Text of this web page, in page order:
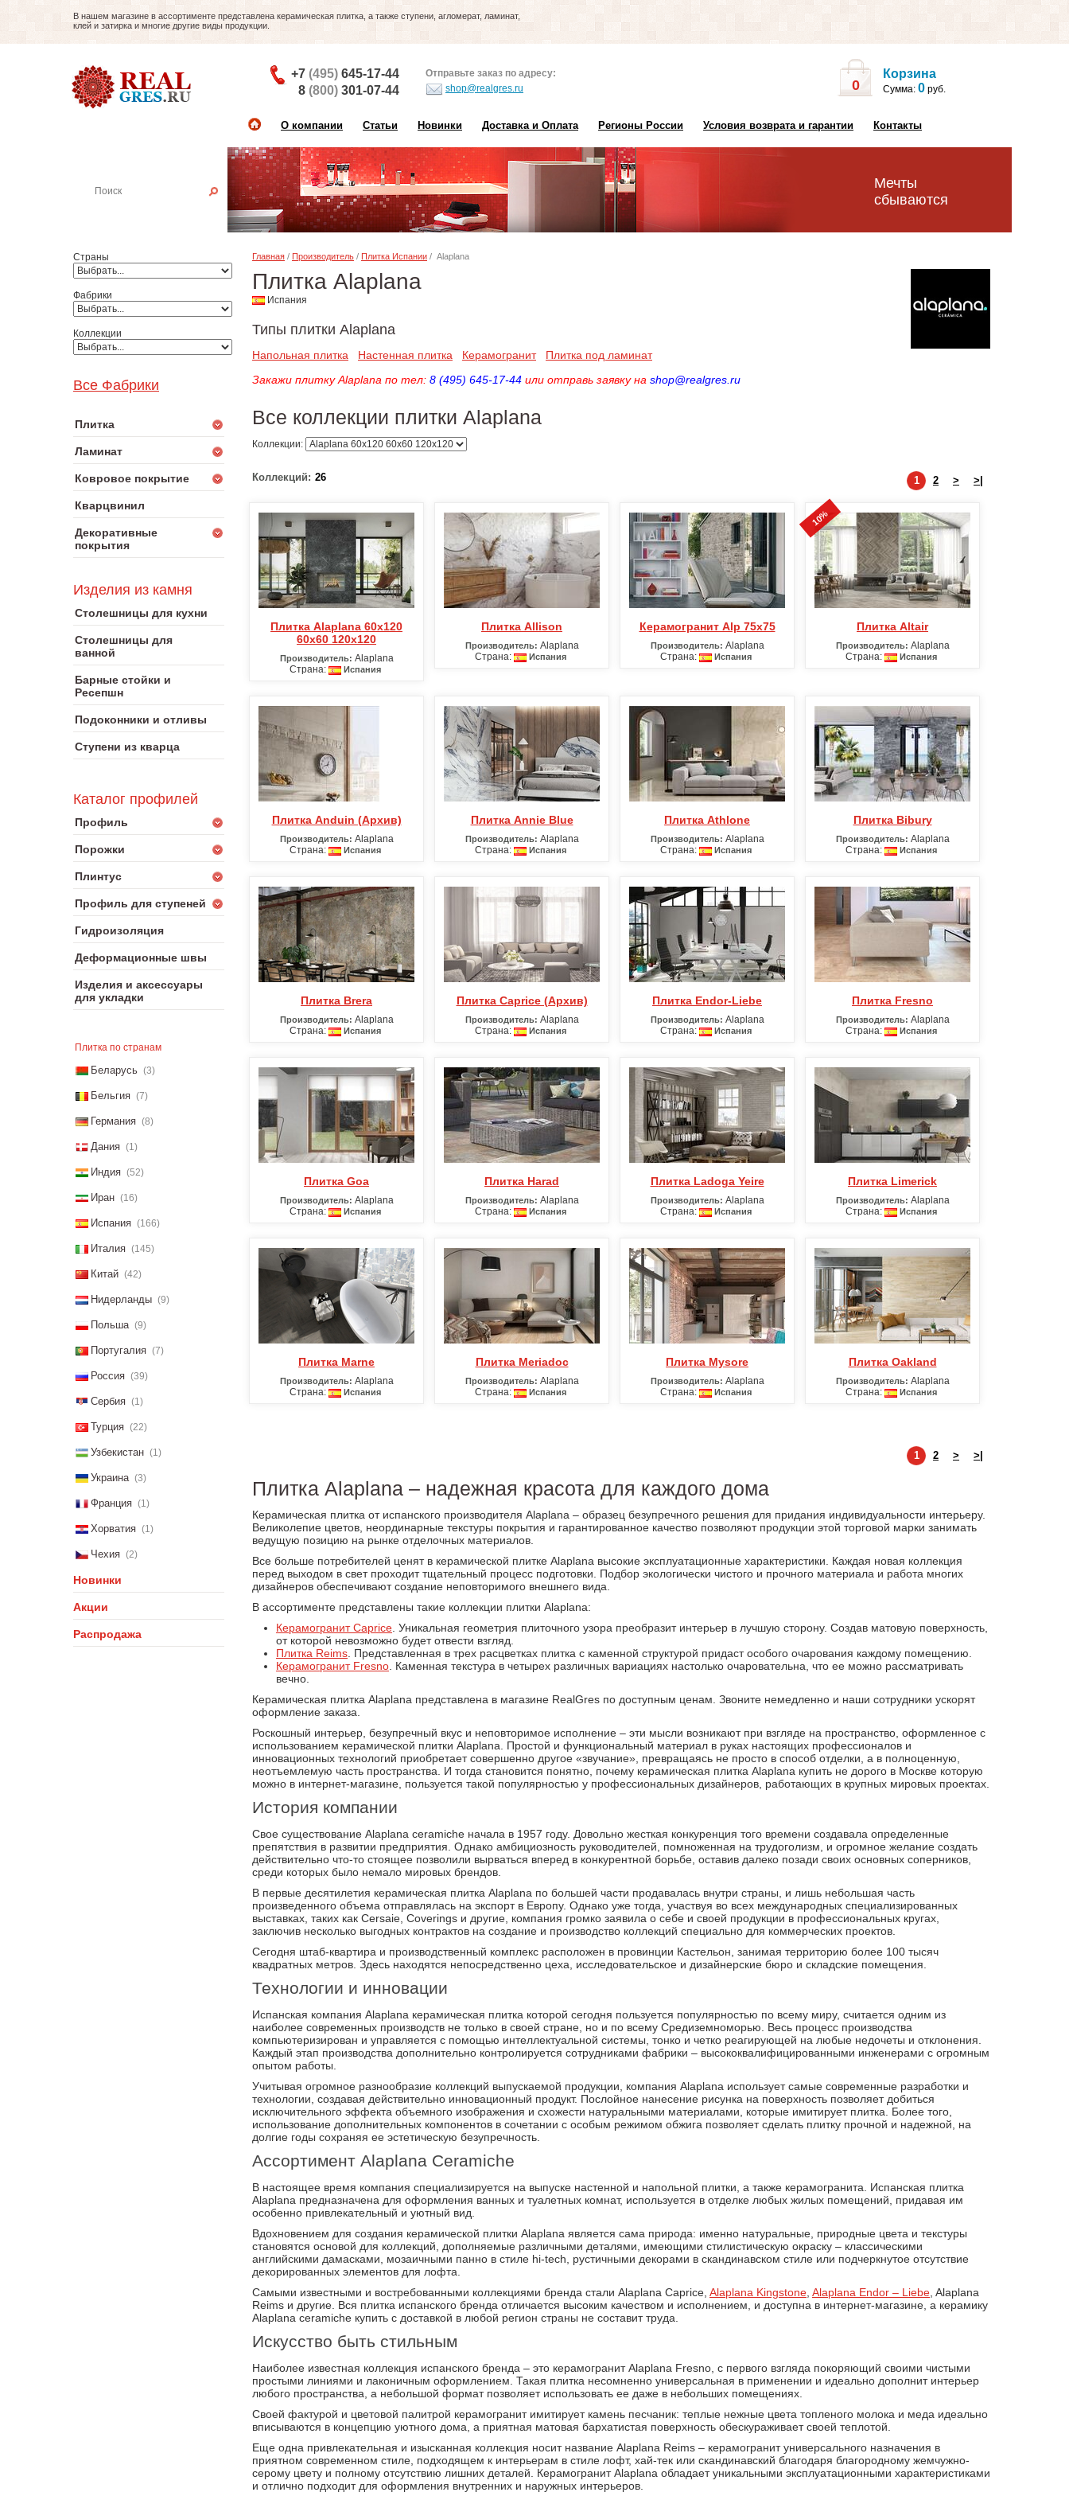
В нашем магазине в ассортименте представлена керамическая плитка, а также ступени, агломерат, ламинат,
клей и затирка и многие другие виды продукции.
+7 (495) 645-17-44
8 (800) 301-07-44
Отправьте заказ по адресу:
shop@realgres.ru
0
Корзина
Сумма: 0 руб.
О компании Статьи Новинки Доставка и Оплата Регионы России Условия возврата и гарантии Контакты
Мечты
сбываются
Страны
Фабрики
Коллекции
Все Фабрики
Плитка
Ламинат
Ковровое покрытие
Кварцвинил
Декоративные
покрытия
Изделия из камня
Столешницы для кухни
Столешницы для
ванной
Барные стойки и
Ресепшн
Подоконники и отливы
Ступени из кварца
Каталог профилей
Профиль
Порожки
Плинтус
Профиль для ступеней
Гидроизоляция
Деформационные швы
Изделия и аксессуары
для укладки
Плитка по странам
Беларусь (3)
Бельгия (7)
Германия (8)
Дания (1)
Индия (52)
Иран (16)
Испания (166)
Италия (145)
Китай (42)
Нидерланды (9)
Польша (9)
Португалия (7)
Россия (39)
Сербия (1)
Турция (22)
Узбекистан (1)
Украина (3)
Франция (1)
Хорватия (1)
Чехия (2)
Новинки
Акции
Распродажа
Главная / Производитель / Плитка Испании / Alaplana
Плитка Alaplana
Испания
Типы плитки Alaplana
Напольная плитка Настенная плитка Керамогранит
Плитка под ламинат
Закажи плитку Alaplana по тел: 8 (495) 645-17-44 или отправь заявку на shop@realgres.ru
Все коллекции плитки Alaplana
Коллекции:
Коллекций: 26 1 2 > >|
Плитка Alaplana 60х120
60х60 120х120
Производитель: Alaplana
Страна:
Испания
Плитка Allison
Производитель: Alaplana
Страна:
Испания
Керамогранит Alp 75х75
Производитель: Alaplana
Страна:
Испания
10%
Плитка Altair
Производитель: Alaplana
Страна:
Испания
Плитка Anduin (Архив)
Производитель: Alaplana
Страна:
Испания
Плитка Annie Blue
Производитель: Alaplana
Страна:
Испания
Плитка Athlone
Производитель: Alaplana
Страна:
Испания
Плитка Bibury
Производитель: Alaplana
Страна:
Испания
Плитка Brera
Производитель: Alaplana
Страна:
Испания
Плитка Caprice (Архив)
Производитель: Alaplana
Страна:
Испания
Плитка Endor-Liebe
Производитель: Alaplana
Страна:
Испания
Плитка Fresno
Производитель: Alaplana
Страна:
Испания
Плитка Goa
Производитель: Alaplana
Страна:
Испания
Плитка Harad
Производитель: Alaplana
Страна:
Испания
Плитка Ladoga Yeire
Производитель: Alaplana
Страна:
Испания
Плитка Limerick
Производитель: Alaplana
Страна:
Испания
Плитка Marne
Производитель: Alaplana
Страна:
Испания
Плитка Meriadoc
Производитель: Alaplana
Страна:
Испания
Плитка Mysore
Производитель: Alaplana
Страна:
Испания
Плитка Oakland
Производитель: Alaplana
Страна:
Испания
1 2 > >|
Плитка Alaplana – надежная красота для каждого дома
Керамическая плитка от испанского производителя Alaplana – образец безупречного решения для придания индивидуальности интерьеру.
Великолепие цветов, неординарные текстуры покрытия и гарантированное качество позволяют продукции этой торговой марки занимать
ведущую позицию на рынке отделочных материалов.
Все больше потребителей ценят в керамической плитке Alaplana высокие эксплуатационные характеристики. Каждая новая коллекция
перед выходом в свет проходит тщательный процесс подготовки. Подбор экологически чистого и прочного материала и работа многих
дизайнеров обеспечивают создание неповторимого внешнего вида.
В ассортименте представлены такие коллекции плитки Alaplana:
Керамогранит Caprice . Уникальная геометрия плиточного узора преобразит интерьер в лучшую сторону. Создав матовую поверхность,
от которой невозможно будет отвести взгляд.
Плитка Reims . Представленная в трех расцветках плитка с каменной структурой придаст особого очарования каждому помещению.
Керамогранит Fresno . Каменная текстура в четырех различных вариациях настолько очаровательна, что ее можно рассматривать
вечно.
Керамическая плитка Alaplana представлена в магазине RealGres по доступным ценам. Звоните немедленно и наши сотрудники ускорят
оформление заказа.
Роскошный интерьер, безупречный вкус и неповторимое исполнение – эти мысли возникают при взгляде на пространство, оформленное с
использованием керамической плитки Alaplana. Простой и функциональный материал в руках настоящих профессионалов и
инновационных технологий приобретает совершенно другое «звучание», превращаясь не просто в способ отделки, а в полноценную,
неотъемлемую часть пространства. И тогда становится понятно, почему керамическая плитка Alaplana купить не дорого в Москве которую
можно в интернет-магазине, пользуется такой популярностью у профессиональных дизайнеров, работающих в крупных мировых проектах.
История компании
Свое существование Alaplana ceramiche начала в 1957 году. Довольно жесткая конкуренция того времени создавала определенные
препятствия в развитии предприятия. Однако амбициозность руководителей, помноженная на трудоголизм, и огромное желание создать
действительно что-то стоящее позволили вырваться вперед в конкурентной борьбе, оставив далеко позади своих основных соперников,
среди которых было немало мировых брендов.
В первые десятилетия керамическая плитка Alaplana по большей части продавалась внутри страны, и лишь небольшая часть
произведенного объема отправлялась на экспорт в Европу. Однако уже тогда, участвуя во всех международных специализированных
выставках, таких как Cersaie, Coverings и другие, компания громко заявила о себе и своей продукции в профессиональных кругах,
заключив несколько выгодных контрактов на создание и производство коллекций специально для коммерческих проектов.
Сегодня штаб-квартира и производственный комплекс расположен в провинции Кастельон, занимая территорию более 100 тысяч
квадратных метров. Здесь находятся непосредственно цеха, исследовательское и дизайнерские бюро и складские помещения.
Технологии и инновации
Испанская компания Alaplana керамическая плитка которой сегодня пользуется популярностью по всему миру, считается одним из
наиболее современных производств не только в своей стране, но и по всему Средиземноморью. Весь процесс производства
компьютеризирован и управляется с помощью интеллектуальной системы, тонко и четко реагирующей на любые недочеты и отклонения.
Каждый этап производства дополнительно контролируется сотрудниками фабрики – высококвалифицированными инженерами с огромным
опытом работы.
Учитывая огромное разнообразие коллекций выпускаемой продукции, компания Alaplana использует самые современные разработки и
технологии, создавая действительно инновационный продукт. Послойное нанесение рисунка на поверхность позволяет добиться
исключительного эффекта объемного изображения и схожести натуральными материалами, которые имитирует плитка. Более того,
использование дополнительных компонентов в сочетании с особым режимом обжига позволяет сделать плитку прочной и надежной, на
долгие годы сохраняя ее эстетическую безупречность.
Ассортимент Alaplana Ceramiche
В настоящее время компания специализируется на выпуске настенной и напольной плитки, а также керамогранита. Испанская плитка
Alaplana предназначена для оформления ванных и туалетных комнат, используется в отделке любых жилых помещений, придавая им
особенно привлекательный и уютный вид.
Вдохновением для создания керамической плитки Alaplana является сама природа: именно натуральные, природные цвета и текстуры
становятся основой для коллекций, дополняемые различными деталями, имеющими стилистическую окраску – классическими
английскими дамасками, мозаичными панно в стиле hi-tech, рустичными декорами в скандинавском стиле или подчеркнутое отсутствие
декорированных элементов для лофта.
Самыми известными и востребованными коллекциями бренда стали Alaplana Caprice, Alaplana Kingstone Alaplana Endor – Liebe , Alaplana
Reims и другие. Вся плитка испанского бренда отличается высоким качеством и исполнением, и доступна в интернет-магазине, а керамику
Alaplana ceramiche купить с доставкой в любой регион страны не составит труда.
Искусство быть стильным
Наиболее известная коллекция испанского бренда – это керамогранит Alaplana Fresno, с первого взгляда покоряющий своими чистыми
простыми линиями и лаконичным оформлением. Такая плитка несомненно универсальная в применении и идеально дополнит интерьер
любого пространства, а небольшой формат позволяет использовать ее даже в небольших помещениях.
Своей фактурой и цветовой палитрой керамогранит имитирует камень песчаник: теплые нежные цвета топленого молока и меда идеально
вписываются в концепцию уютного дома, а приятная матовая бархатистая поверхность обескураживает своей теплотой.
Еще одна привлекательная и изысканная коллекция носит название Alaplana Reims – керамогранит универсального назначения в
приятном современном стиле, подходящем к интерьерам в стиле лофт, хай-тек или скандинавский благодаря благородному жемчужно-
серому цвету и полному отсутствию лишних деталей. Керамогранит Alaplana обладает уникальными эксплуатационными характеристиками
и отлично подходит для оформления внутренних и наружных интерьеров.